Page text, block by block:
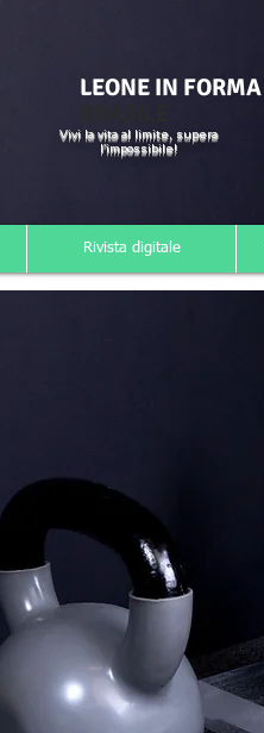
LEONE IN FORMA
Vivi la vita al limite, supera
l'impossibile!
Rivista digitale